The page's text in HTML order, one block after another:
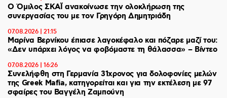
Ο Όμιλος ΣΚΑΪ ανακοίνωσε την ολοκλήρωση της
συνεργασίας του με τον Γρηγόρη Δημητριάδη
07.08.2026 | 21:15
Μαρίνα Βερνίκου έπιασε λαγοκέφαλο και πόζαρε μαζί του:
«Δεν υπάρχει λόγος να φοβόμαστε τη θάλασσα» – Βίντεο
07.08.2026 | 16:26
Συνελήφθη στη Γερμανία 31χρονος για δολοφονίες μελών
της Greek Mafia, κατηγορείται και για την εκτέλεση με 97
σφαίρες του Βαγγέλη Ζαμπούνη